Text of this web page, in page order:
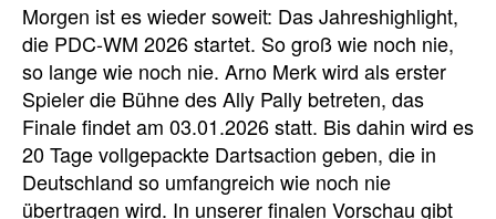
Morgen ist es wieder soweit: Das Jahreshighlight,
die PDC-WM 2026 startet. So groß wie noch nie,
so lange wie noch nie. Arno Merk wird als erster
Spieler die Bühne des Ally Pally betreten, das
Finale findet am 03.01.2026 statt. Bis dahin wird es
20 Tage vollgepackte Dartsaction geben, die in
Deutschland so umfangreich wie noch nie
übertragen wird. In unserer finalen Vorschau gibt